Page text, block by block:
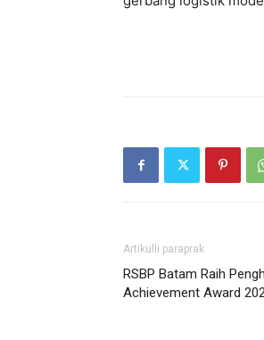
Artikulli paraprak
RSBP Batam Raih
Achievement Award